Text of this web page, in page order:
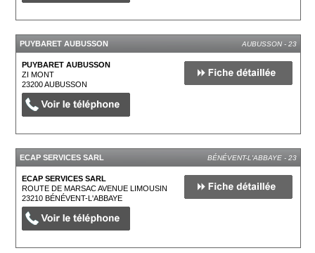
PUYBARET AUBUSSON AUBUSSON - 23
PUYBARET AUBUSSON
ZI MONT
23200AUBUSSON
ECAP SERVICES SARL BÉNÉVENT-L'ABBAYE - 23
ECAP SERVICES SARL
ROUTE DE MARSAC AVENUE LIMOUSIN
23210BÉNÉVENT-L'ABBAYE